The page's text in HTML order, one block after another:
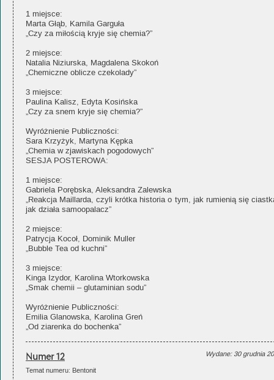
1 miejsce:
Marta Głąb, Kamila Garguła
„Czy za miłością kryje się chemia?”
2 miejsce:
Natalia Niziurska, Magdalena Skokoń
„Chemiczne oblicze czekolady”
3 miejsce:
Paulina Kalisz, Edyta Kosińska
„Czy za snem kryje się chemia?”
Wyróżnienie Publiczności:
Sara Krzyżyk, Martyna Kępka
„Chemia w zjawiskach pogodowych”
SESJA POSTEROWA:
1 miejsce:
Gabriela Porębska, Aleksandra Zalewska
„Reakcja Maillarda, czyli krótka historia o tym, jak rumienią się
jak działa samoopalacz”
2 miejsce:
Patrycja Kocoł, Dominik Muller
„Bubble Tea od kuchni”
3 miejsce:
Kinga Izydor, Karolina Wtorkowska
„Smak chemii – glutaminian sodu”
Wyróżnienie Publiczności:
Emilia Glanowska, Karolina Greń
„Od ziarenka do bochenka”
Numer 12
Wydane: 30 grudnia
Temat numeru: Bentonit